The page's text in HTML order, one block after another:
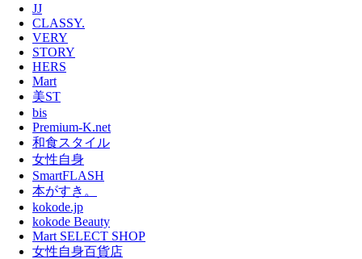
JJ
CLASSY.
VERY
STORY
HERS
Mart
美ST
bis
Premium-K.net
和食スタイル
女性自身
SmartFLASH
本がすき。
kokode.jp
kokode Beauty
Mart SELECT SHOP
女性自身百貨店